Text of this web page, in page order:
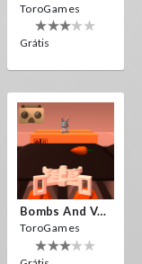
ToroGames
Grátis
Bombs And Veggies
ToroGames